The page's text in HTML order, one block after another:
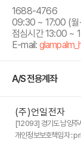
1688-4766
09:30 ~ 17:00 (월
점심시간 13:00 ~
E-mail:
A/S 전용계좌
(주)언일전자
[12093] 경기도 남양
개인정보보호책임자 :